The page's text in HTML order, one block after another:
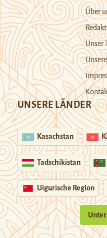
Über
Unser
UNSERE LÄNDER
Kasachstan
Tadschikistan
Uigurische Region